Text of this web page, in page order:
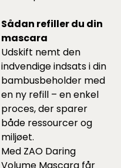
Sådan refiller du din
mascara
Udskift nemt den
indvendige indsats i din
bambusbeholder med
en ny refill – en enkel
proces, der sparer
både ressourcer og
miljøet.
Med ZAO Daring
Volume Mascara får